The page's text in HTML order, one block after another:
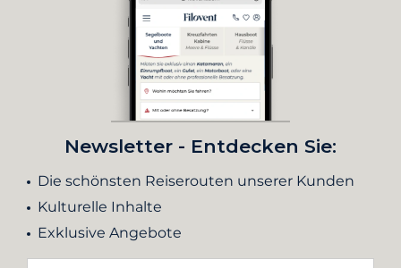
Newsletter - Entdecken Sie:
Die schönsten Reiserouten unserer Kunden
Kulturelle Inhalte
Exklusive Angebote